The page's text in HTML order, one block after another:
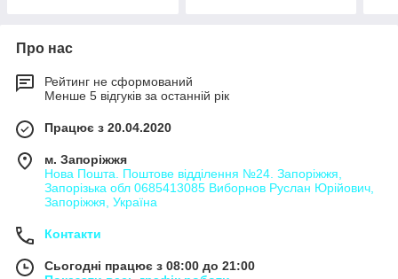
Про нас
Рейтинг не сформований
Менше 5 відгуків за останній рік
Працює з 20.04.2020
м. Запоріжжя
Нова Пошта. Поштове відділення №24. Запоріжжя,
Запорізька обл 0685413085 Виборнов Руслан Юрійович,
Запоріжжя, Україна
Контакти
Сьогодні працює з 08:00 до 21:00